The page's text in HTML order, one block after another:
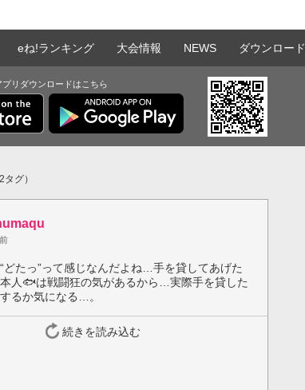
eね!ランキング 大会情報 NEWS ダウンロード
プリダウンロードはこちら
グ）
どたっ”って感じなんだよね…手を貸してあげた
人🐟は戦闘狂の気があるから…実際手を貸した
るか気になる…。
続きを読み込む